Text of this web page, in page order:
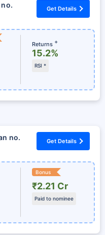
Get Details
Returns +
15.2%
RSI *
no.
Get Details
Bonus
₹2.21 Cr
Paid to nominee